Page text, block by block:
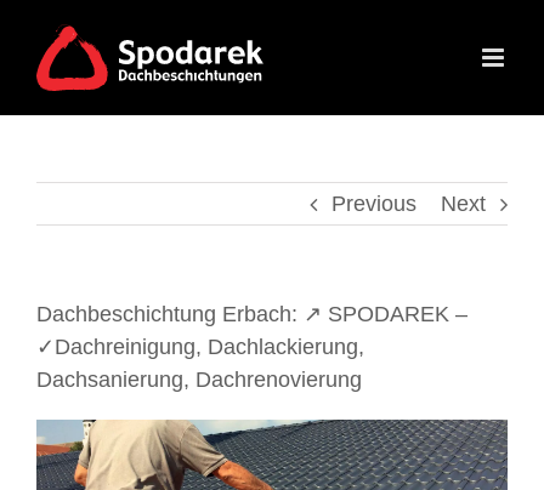
content
Previous Next
Dachbeschichtung Erbach: ↗️ SPODAREK –
✓Dachreinigung, Dachlackierung,
Dachsanierung, Dachrenovierung